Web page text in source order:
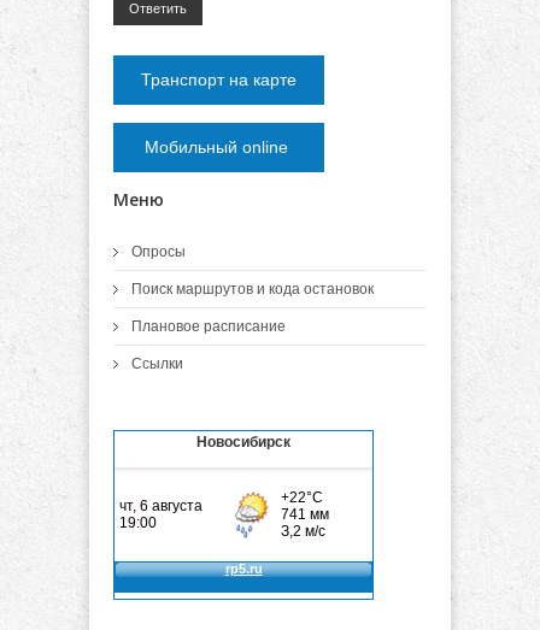
Ответить
Транспорт на карте
Мобильный online
Меню
Опросы
Поиск маршрутов и кода остановок
Плановое расписание
Ссылки
Новосибирск